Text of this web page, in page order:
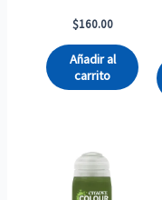
$160.00
Añadir al
carrito